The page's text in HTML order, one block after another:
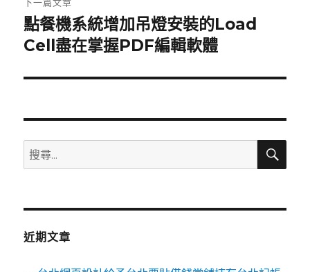
下
一
文
點餐機系統增加吊燈安裝的Load
Cell盡在掌握PDF編輯軟體
搜
尋
鍵
搜
近期文章